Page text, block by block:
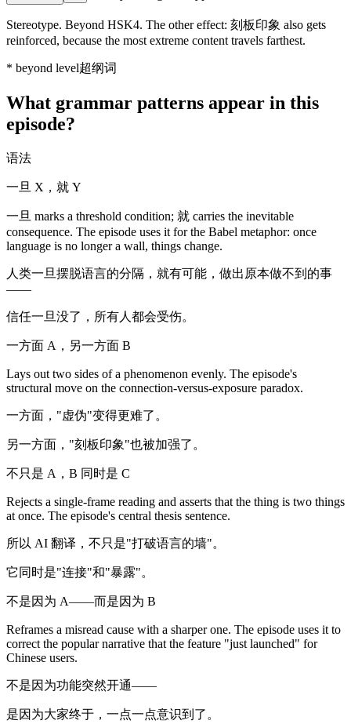
Stereotype. Beyond HSK4. The other effect: 刻板印象 also gets
reinforced, because the most extreme content travels farthest.
* beyond level超纲词
What grammar patterns appear in this
episode?
语法
一旦 X，就 Y
一旦 marks a threshold condition; 就 carries the inevitable
consequence. The episode uses it for the Babel metaphor: once
language is no longer a wall, things change.
人类一旦摆脱语言的分隔，就有可能，做出原本做不到的事
——
信任一旦没了，所有人都会受伤。
一方面 A，另一方面 B
Lays out two sides of a phenomenon evenly. The episode's
structural move on the connection-versus-exposure paradox.
一方面，"虚伪"变得更难了。
另一方面，"刻板印象"也被加强了。
不只是 A，B 同时是 C
Rejects a single-frame reading and asserts that the thing is two things
at once. The episode's central thesis sentence.
所以 AI 翻译，不只是"打破语言的墙"。
它同时是"连接"和"暴露"。
不是因为 A——而是因为 B
Reframes a misread cause with a sharper one. The episode uses it to
correct the popular narrative that the feature "just launched" for
Chinese users.
不是因为功能突然开通——
是因为大家终于，一点一点意识到了。